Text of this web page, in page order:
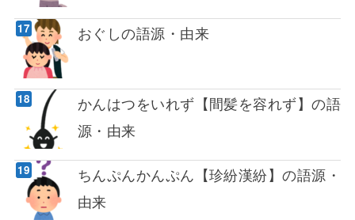
おぐしの語源・由来
かんはつをいれず【間髪を容れず】の語
源・由来
ちんぷんかんぷん【珍紛漢紛】の語源・
由来